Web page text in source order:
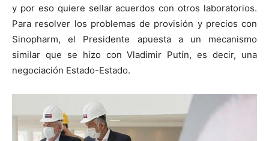
y por eso quiere sellar acuerdos con otros laboratorios.
Para resolver los problemas de provisión y precios con
Sinopharm, el Presidente apuesta a un mecanismo
similar que se hizo con Vladimir Putín, es decir, una
negociación Estado-Estado.